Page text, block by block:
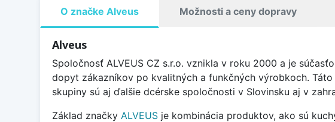
O značke Alveus Možnosti a ceny dopravy
Alveus
Spoločnosť ALVEUS CZ s.r.o. vznikla v roku 2000 a je
dopyt zákazníkov po kvalitných a funkčných výrobkoch.
skupiny sú aj ďalšie dcérske spoločnosti v Slovinsku aj v
Základ značky ALVEUS je kombinácia produktov, ako sú